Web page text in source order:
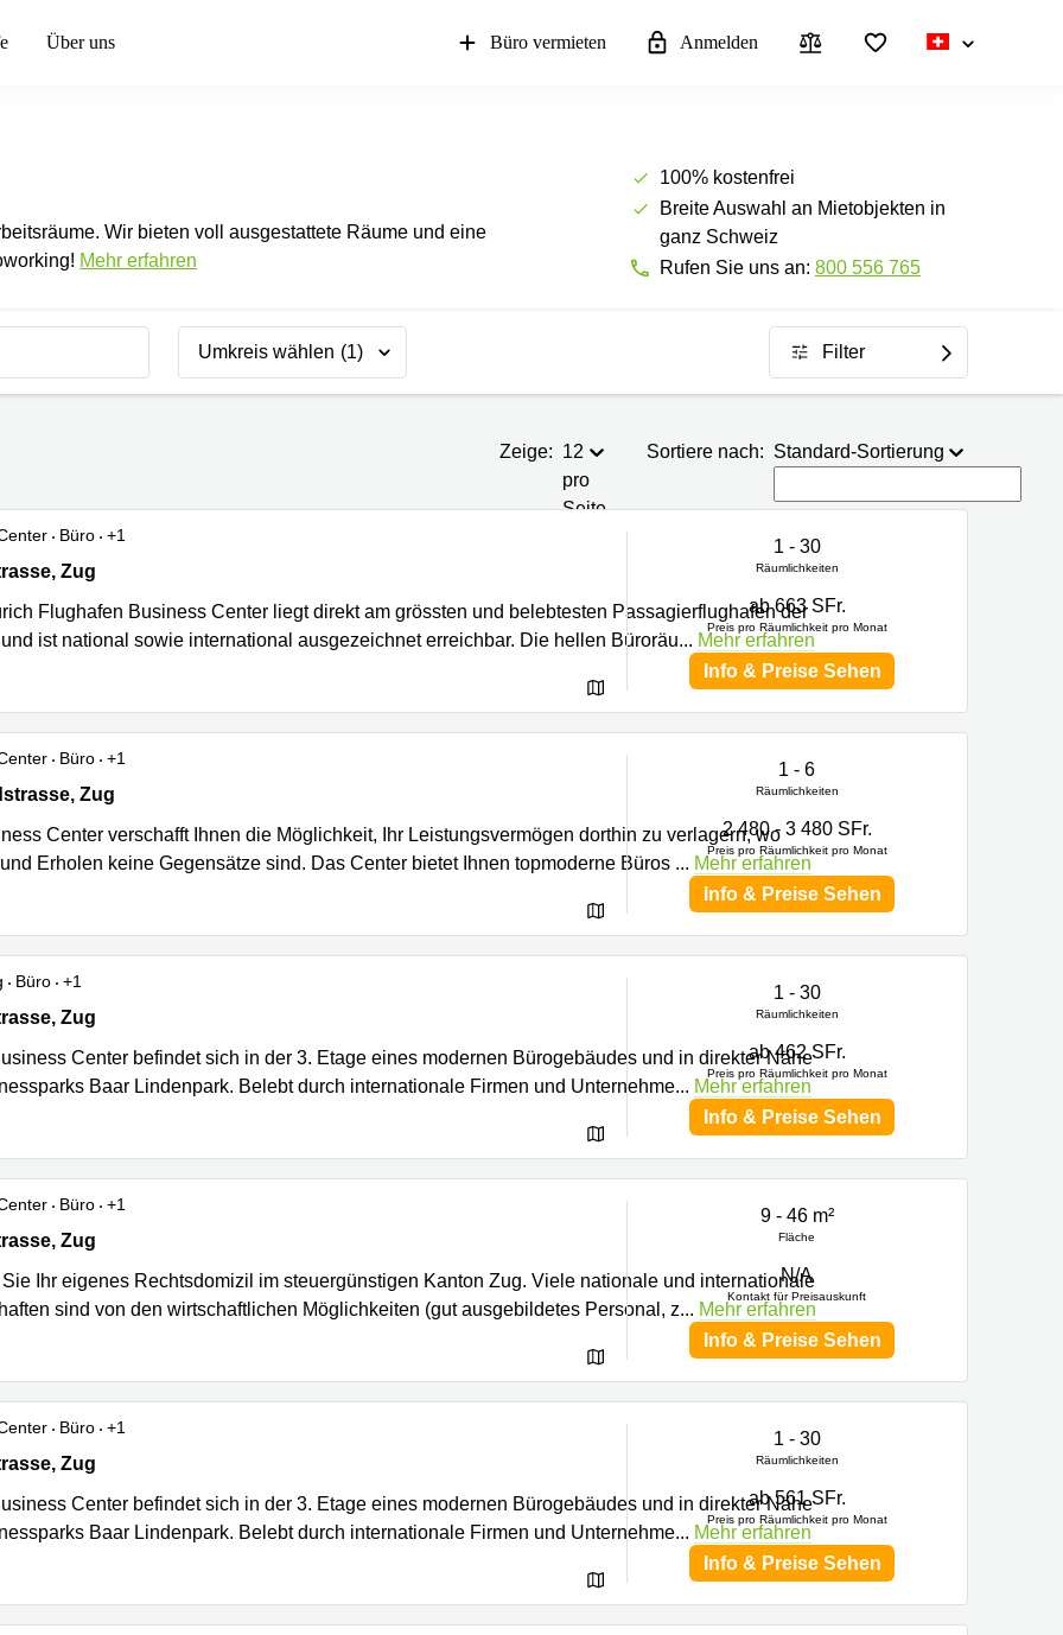
Über uns Büro vermieten Anmelden
Wir bieten voll ausgestattete Räume und eine
Mehr erfahren
100% kostenfrei
Breite Auswahl an Mietobjekten in
ganz Schweiz
Rufen Sie uns an: 800 556 765
Umkreis wählen (1) Filter
Zeige: 12
pro
Seite
Sortiere nach: Standard-Sortierung
Büro
+1
14-16, Zug
Zug
Flughafen Business Center liegt direkt am grössten und belebtesten Passagierflughafen der
ist national sowie international ausgezeichnet erreichbar. Die hellen Büroräu... Mehr erfahren
1 - 30
Räumlichkeiten
ab 663 SFr.
Preis pro Räumlichkeit pro Monat
Info & Preise Sehen
Büro
+1
26, Zug
Zug
Center verschafft Ihnen die Möglichkeit, Ihr Leistungsvermögen dorthin zu verlagern, wo
Erholen keine Gegensätze sind. Das Center bietet Ihnen topmoderne Büros ... Mehr erfahren
1 - 6
Räumlichkeiten
2 480 - 3 480 SFr.
Preis pro Räumlichkeit pro Monat
Info & Preise Sehen
Büro
+1
135, Zug
Zug
Center befindet sich in der 3. Etage eines modernen Bürogebäudes und in direkter Nähe
Baar Lindenpark. Belebt durch internationale Firmen und Unternehme... Mehr erfahren
1 - 30
Räumlichkeiten
ab 462 SFr.
Preis pro Räumlichkeit pro Monat
Info & Preise Sehen
Büro
+1
137, Zug
Zug
Ihr eigenes Rechtsdomizil im steuergünstigen Kanton Zug. Viele nationale und internationale
sind von den wirtschaftlichen Möglichkeiten (gut ausgebildetes Personal, z... Mehr erfahren
9 - 46 m²
Fläche
N/A
Kontakt für Preisauskunft
Info & Preise Sehen
Büro
+1
135, Zug
Zug
Center befindet sich in der 3. Etage eines modernen Bürogebäudes und in direkter Nähe
Baar Lindenpark. Belebt durch internationale Firmen und Unternehme... Mehr erfahren
1 - 30
Räumlichkeiten
ab 561 SFr.
Preis pro Räumlichkeit pro Monat
Info & Preise Sehen